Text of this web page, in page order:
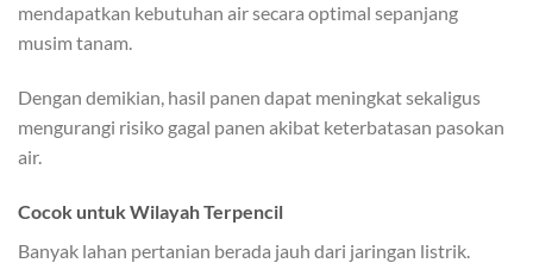
mendapatkan kebutuhan air secara optimal sepanjang
musim tanam.
Dengan demikian, hasil panen dapat meningkat sekaligus
mengurangi risiko gagal panen akibat keterbatasan pasokan
air.
Cocok untuk Wilayah Terpencil
Banyak lahan pertanian berada jauh dari jaringan listrik.